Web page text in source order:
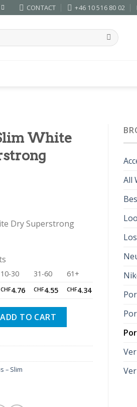
CONTACT +46 10 516 80 02
White
Dry Superstrong
10-30 31-60 61+
CHF4.76 CHF4.55 CHF4.34
Dry Superstrong Portion quantity
ADD TO CART
– Slim
All